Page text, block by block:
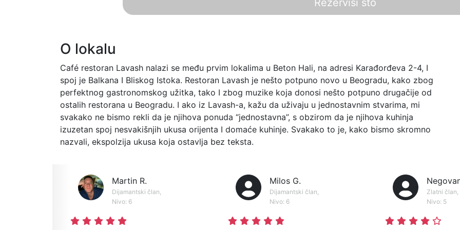
O lokalu
Café restoran Lavash nalazi se među prvim lokalima u Beton Hali, na adresi Karađorđeva 2-4, I
spoj je Balkana I Bliskog Istoka. Restoran Lavash je nešto potpuno novo u Beogradu, kako zbog
perfektnog gastronomskog užitka, tako I zbog muzike koja donosi nešto potpuno drugačije od
ostalih restorana u Beogradu. I ako iz Lavash-a, kažu da uživaju u jednostavnim stvarima, mi
svakako ne bismo rekli da je njihova ponuda “jednostavna”, s obzirom da je njihova kuhinja
izuzetan spoj nesvakišnjih ukusa orijenta I domaće kuhinje. Svakako to je, kako bismo skromno
nazvali, ekspolzija ukusa koja ostavlja bez teksta.
Martin R.
Dijamantski član,
Nivo: 6
Milos G.
Dijamantski član,
Nivo: 6
Zlatni član,
Nivo: 5